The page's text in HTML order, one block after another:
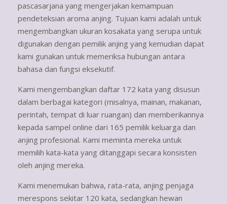
pascasarjana yang mengerjakan kemampuan
pendeteksian aroma anjing. Tujuan kami adalah untuk
mengembangkan ukuran kosakata yang serupa untuk
digunakan dengan pemilik anjing yang kemudian dapat
kami gunakan untuk memeriksa hubungan antara
bahasa dan fungsi eksekutif.
Kami mengembangkan daftar 172 kata yang disusun
dalam berbagai kategori (misalnya, mainan, makanan,
perintah, tempat di luar ruangan) dan memberikannya
kepada sampel online dari 165 pemilik keluarga dan
anjing profesional. Kami meminta mereka untuk
memilih kata-kata yang ditanggapi secara konsisten
oleh anjing mereka.
Kami menemukan bahwa, rata-rata, anjing penjaga
merespons sekitar 120 kata, sedangkan hewan